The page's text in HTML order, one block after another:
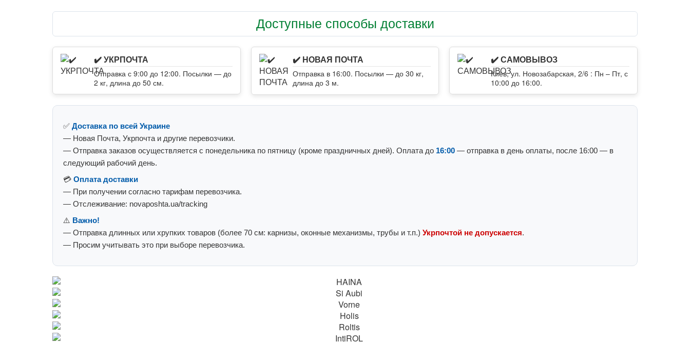
Доступные способы доставки
✔️ УКРПОЧТА
Отправка с 9:00 до 12:00. Посылки — до
2 кг, длина до 50 см.
✔️ НОВАЯ ПОЧТА
Отправка в 16:00. Посылки — до 30 кг,
длина до 3 м.
✔️ САМОВЫВОЗ
Киев, ул. Новозабарская, 2/6 : Пн – Пт, с
10:00 до 16:00.
✅ Доставка по всей Украине
— Новая Почта, Укрпочта и другие перевозчики.
— Отправка заказов осуществляется с понедельника по пятницу (кроме праздничных дней). Оплата до 16:00 — отправка в день оплаты, после 16:00 — в
следующий рабочий день.
💳 Оплата доставки
— При получении согласно тарифам перевозчика.
— Отслеживание: novaposhta.ua/tracking
⚠️ Важно!
— Отправка длинных или хрупких товаров (более 70 см: карнизы, оконные механизмы, трубы и т.п.) Укрпочтой не допускается.
— Просим учитывать это при выборе перевозчика.